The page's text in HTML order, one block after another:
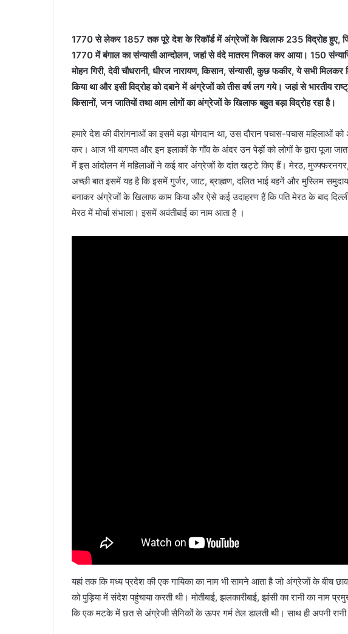
1770 से लेकर 1857 तक पूरे देश के रिकॉर्ड में अंग्रेजों के खिलाफ 235 विद्रोह हुए,
1770 में बंगाल का संन्यासी आन्दोलन, जहां से वंदे मातरम निकल कर आया। 150
मोहन गिरी, देवी चौधरानी, धीरज नारायण, किसान, संन्यासी, कुछ फकीर, ये सभी
किया था और इसी विद्रोह को दबाने में अंग्रेजों को तीस वर्ष लग गये। जहां से भारतीय
किसानों, जन जातियों तथा आम लोगों का अंग्रेजों के खिलाफ बहुत बड़ा विद्रोह रहा है।
हमारे देश की वीरांगनाओं का इसमें बड़ा योगदान था, उस दौरान पचास-पचास महिलाओं
कर। आज भी बागपत और इन इलाकों के गाँव के अंदर उन पेड़ों को लोगों के द्वारा पूजा
में इस आंदोलन में महिलाओं ने कई बार अंग्रेजों के दांत खट्टे किए हैं। मेरठ, मुज्फ्फरनगर,
अच्छी बात इसमें यह है कि इसमें गुर्जर, जाट, ब्राह्मण, दलित भाई बहनें और मुस्लिम
बनाकर अंग्रेजों के खिलाफ काम किया और ऐसे कई उदाहरण हैं कि पति मेरठ के बाद
मेरठ में मोर्चा संभाला। इसमें अवंतीबाई का नाम आता है ।
यहां तक कि मध्य प्रदेश की एक गायिका का नाम भी सामने आता है जो अंग्रेजों के बीच
को पुड़िया में संदेश पहुंचाया करती थी। मोतीबाई, झलकारीबाई, झांसी का रानी का नाम
कि एक मटके में छत से अंग्रेजी सैनिकों के ऊपर गर्म तेल डालती थी। साथ ही अपनी रानी